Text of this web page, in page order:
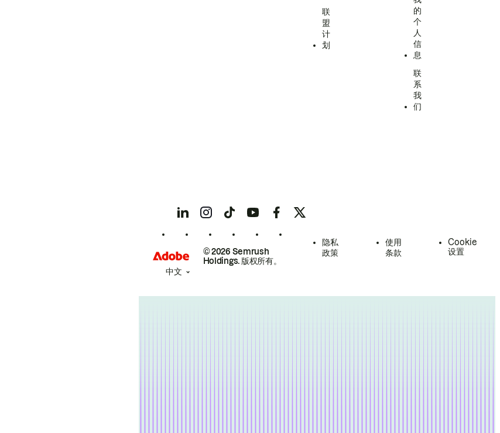
联
盟
计
划
的
个
人
信
息
联
系
我
们
© 2026 Semrush
Holdings. 版权所有。
隐私
政策
使用
条款
Cookie
设置
中文